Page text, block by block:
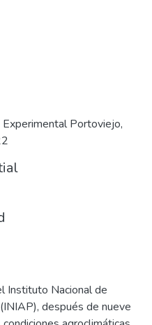
Portoviejo,
Instituto Nacional de
después de nueve